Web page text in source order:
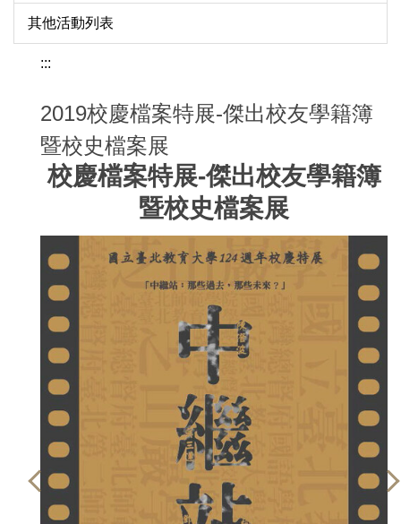
其他活動列表
:::
2019校慶檔案特展-傑出校友學籍簿
暨校史檔案展
校慶檔案特展-傑出校友學籍簿
暨校史檔案展